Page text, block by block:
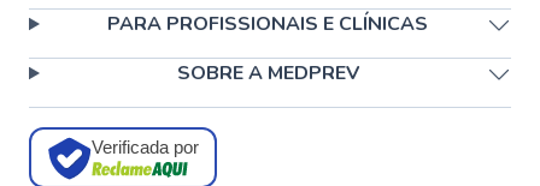
PARA PROFISSIONAIS E CLÍNICAS
SOBRE A MEDPREV
Verificada por